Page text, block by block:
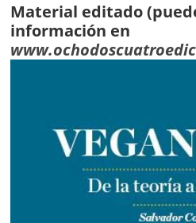
Material editado
información en